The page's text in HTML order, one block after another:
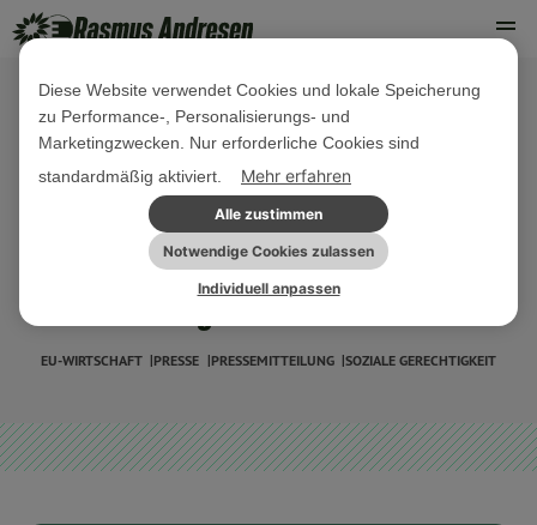
27. FEBRUAR 2025
Money Matters #38 Omnibus-
Vorschlag: die Kommission verpasst
die Chance, einen effektiven
Unterstützungsrahmen zu entwerfen
EU-WIRTSCHAFT PRESSE PRESSEMITTEILUNG SOZIALE GERECHTIGKEIT
Diese Website verwendet Cookies und lokale Speicherung
zu Performance-, Personalisierungs- und
Marketingzwecken. Nur erforderliche Cookies sind
standardmäßig aktiviert.
Mehr erfahren
Alle zustimmen
Notwendige Cookies zulassen
Individuell anpassen